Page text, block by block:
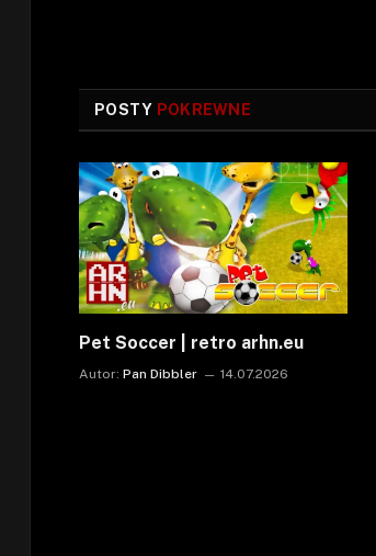
POSTY POKREWNE
Pet Soccer | retro arhn.eu
Autor: Pan Dibbler 14.07.2026